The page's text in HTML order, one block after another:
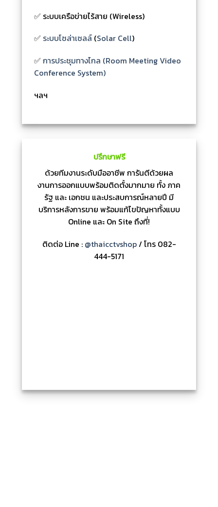
✅ ระบบเครือข่ายไร้สาย (Wireless)
✅ ระบบโซล่าเซลล์ (Solar Cell)
✅ การประชุมทางไกล (Room Meeting Video
Conference System)
ฯลฯ
ปรึกษาฟรี
ด้วยทีมงานระดับมืออาชีพ การันตีด้วยผล
งานการออกแบบพร้อมติดตั้งมากมาย ทั้ง ภาค
รัฐ และ เอกชน และประสบการณ์หลายปี มี
บริการหลังการขาย พร้อมแก้ไขปัญหาทั้งแบบ
Online และ On Site ถึงที่!
ติดต่อ Line : @thaicctvshop/ โทร 082-
444-5171